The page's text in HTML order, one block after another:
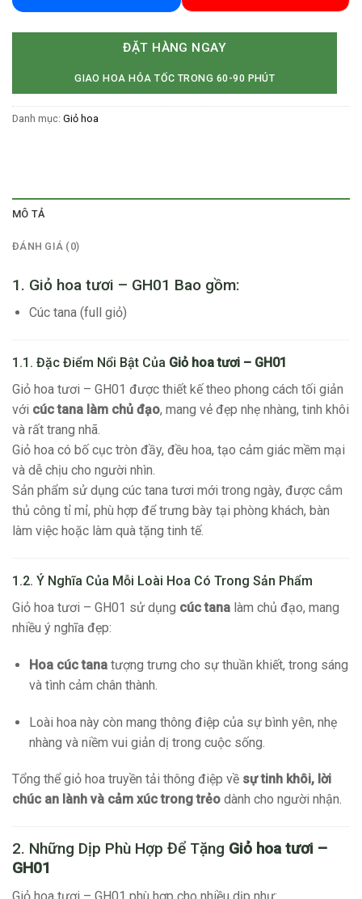
ĐẶT HÀNG NGAY
GIAO HOA HỎA TỐC TRONG 60-90 PHÚT
Danh mục: Giỏ hoa
MÔ TẢ
ĐÁNH GIÁ (0)
1. Giỏ hoa tươi – GH01 Bao gồm:
Cúc tana (full giỏ)
1.1. Đặc Điểm Nổi Bật Của Giỏ hoa tươi – GH01
Giỏ hoa tươi – GH01 được thiết kế theo phong cách tối giản
với cúc tana làm chủ đạo, mang vẻ đẹp nhẹ nhàng, tinh khôi
và rất trang nhã.
Giỏ hoa có bố cục tròn đầy, đều hoa, tạo cảm giác mềm mại
và dễ chịu cho người nhìn.
Sản phẩm sử dụng cúc tana tươi mới trong ngày, được cắm
thủ công tỉ mỉ, phù hợp để trưng bày tại phòng khách, bàn
làm việc hoặc làm quà tặng tinh tế.
1.2. Ý Nghĩa Của Mỗi Loài Hoa Có Trong Sản Phẩm
Giỏ hoa tươi – GH01 sử dụng cúc tana làm chủ đạo, mang
nhiều ý nghĩa đẹp:
Hoa cúc tanatượng trưng cho sự thuần khiết, trong sáng
và tình cảm chân thành.
Loài hoa này còn mang thông điệp của sự bình yên, nhẹ
nhàng và niềm vui giản dị trong cuộc sống.
Tổng thể giỏ hoa truyền tải thông điệp về sự tinh khôi, lời
chúc an lành và cảm xúc trong trẻo dành cho người nhận.
2. Những Dịp Phù Hợp Để Tặng Giỏ hoa tươi –
GH01